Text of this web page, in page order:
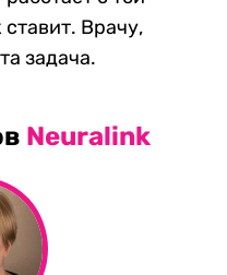
Врачу,
задача.
Neuralink